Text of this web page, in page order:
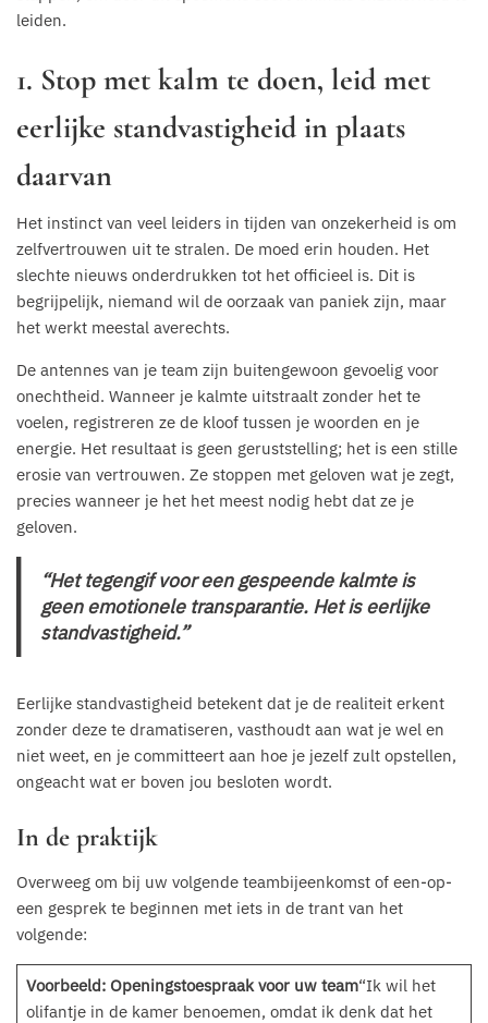
leiden.
1. Stop met kalm te doen, leid met
eerlijke standvastigheid in plaats
daarvan
Het instinct van veel leiders in tijden van onzekerheid is om
zelfvertrouwen uit te stralen. De moed erin houden. Het
slechte nieuws onderdrukken tot het officieel is. Dit is
begrijpelijk, niemand wil de oorzaak van paniek zijn, maar
het werkt meestal averechts.
De antennes van je team zijn buitengewoon gevoelig voor
onechtheid. Wanneer je kalmte uitstraalt zonder het te
voelen, registreren ze de kloof tussen je woorden en je
energie. Het resultaat is geen geruststelling; het is een stille
erosie van vertrouwen. Ze stoppen met geloven wat je zegt,
precies wanneer je het het meest nodig hebt dat ze je
geloven.
“Het tegengif voor een gespeende kalmte is
geen emotionele transparantie. Het is eerlijke
standvastigheid.”
Eerlijke standvastigheid betekent dat je de realiteit erkent
zonder deze te dramatiseren, vasthoudt aan wat je wel en
niet weet, en je committeert aan hoe je jezelf zult opstellen,
ongeacht wat er boven jou besloten wordt.
In de praktijk
Overweeg om bij uw volgende teambijeenkomst of een-op-
een gesprek te beginnen met iets in de trant van het
volgende:
Voorbeeld: Openingstoespraak voor uw team“Ik wil het
olifantje in de kamer benoemen, omdat ik denk dat het